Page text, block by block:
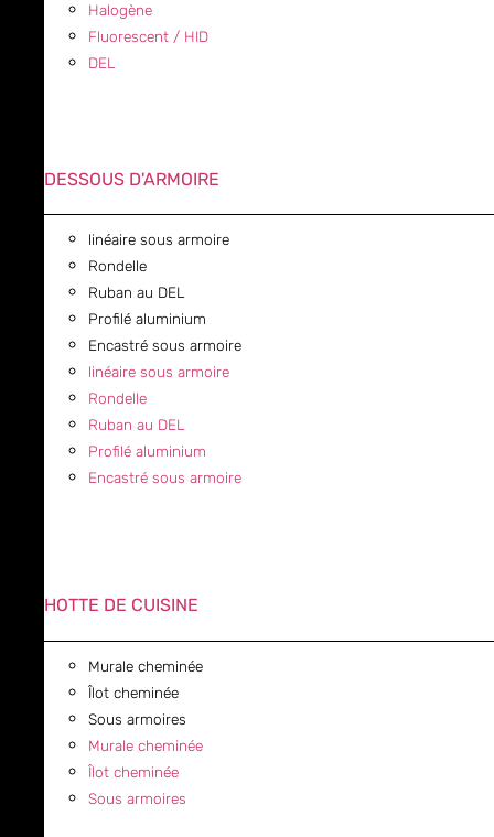
Halogène
Fluorescent / HID
DEL
DESSOUS D'ARMOIRE
linéaire sous armoire
Rondelle
Ruban au DEL
Profilé aluminium
Encastré sous armoire
linéaire sous armoire
Rondelle
Ruban au DEL
Profilé aluminium
Encastré sous armoire
HOTTE DE CUISINE
Murale cheminée
Îlot cheminée
Sous armoires
Murale cheminée
Îlot cheminée
Sous armoires